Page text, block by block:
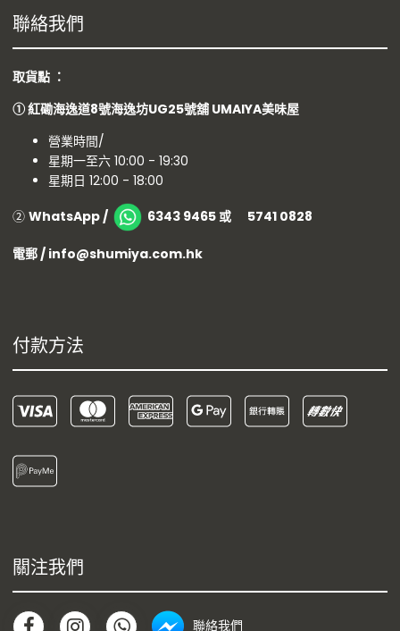
聯絡我們
取貨點 ：
①紅磡海逸道8號海逸坊UG25號舖 UMAIYA美味屋
營業時間/
星期一至六 10:00 - 19:30
星期日 12:00 - 18:00
② WhatsApp / 6343 9465 或 5741 0828
電郵 / info@shumiya.com.hk
付款方法
關注我們
聯絡我們